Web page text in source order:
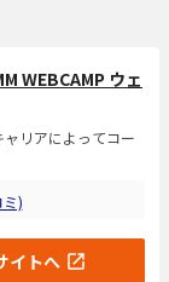
WEBCAMP ウェ
リアによってコー
)
イトへ